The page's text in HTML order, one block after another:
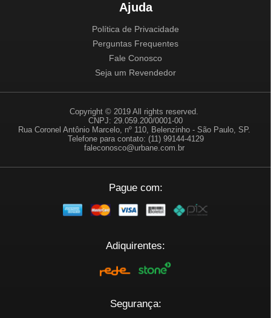
Ajuda
Política de Privacidade
Perguntas Frequentes
Fale Conosco
Seja um Revendedor
Copyright © 2019 All rights reserved.
CNPJ: 29.059.200/0001-00
Rua Coronel Antônio Marcelo, nº 110, Belenzinho - São Paulo, SP.
Telefone para contato: (11) 99144-4129
faleconosco@urbane.com.br
Pague com:
Adiquirentes:
Segurança: